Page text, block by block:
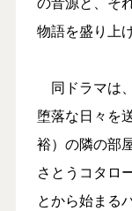
物語を盛り上
同ドラマは
堕落な日々を
裕）の隣の部
さとうコタロ
とから始まる